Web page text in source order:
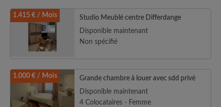
1.415 € / Mois
Studio Meublé centre Differdange
Disponible maintenant
Non spécifié
1.000 € / Mois
Grande chambre à louer avec sdd privé
Disponible maintenant
4 Colocataires - Femme